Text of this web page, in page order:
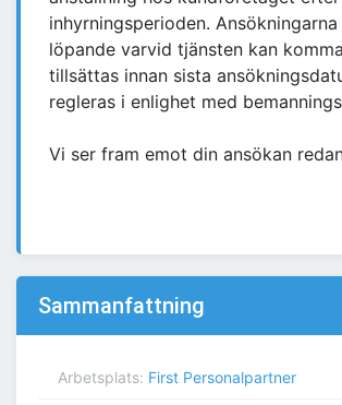
inhyrningsperioden.
löpande varvid tjänsten kan
tillsättas innan sista
regleras i enlighet med
Vi ser fram emot din ansökan
Sammanfattning
Arbetsplats: First Personalpartner